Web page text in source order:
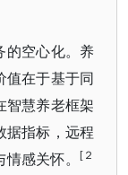
的空心化。养
值在于基于同
智慧养老框架
据指标，远程
感关怀。
[２